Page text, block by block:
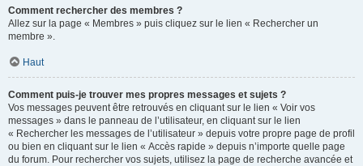
Comment rechercher des membres ?
Allez sur la page « Membres » puis cliquez sur le lien « Rechercher un
membre ».
Haut
Comment puis-je trouver mes propres messages et sujets ?
Vos messages peuvent être retrouvés en cliquant sur le lien « Voir vos
messages » dans le panneau de l’utilisateur, en cliquant sur le lien
« Rechercher les messages de l’utilisateur » depuis votre propre page de profil
ou bien en cliquant sur le lien « Accès rapide » depuis n’importe quelle page
du forum. Pour rechercher vos sujets, utilisez la page de recherche avancée et